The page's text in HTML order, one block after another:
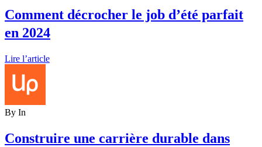
Comment décrocher le job d’été parfait
en 2024
Lire l’article
By In
Construire une carrière durable dans